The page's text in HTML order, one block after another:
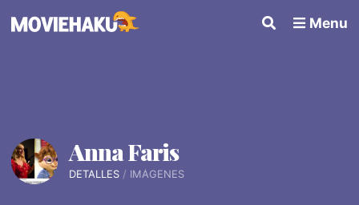
Menu
Anna Faris
DETALLES IMÁGENES